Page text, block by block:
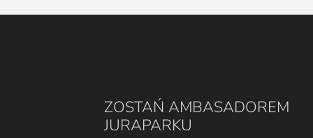
ZOSTAŃ AMBASADOREM
JURAPARKU